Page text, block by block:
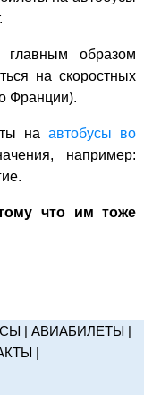
образом
на скоростных
Франции).
наавтобусы во
например:
что им тоже
| АВИАБИЛЕТЫ |
|